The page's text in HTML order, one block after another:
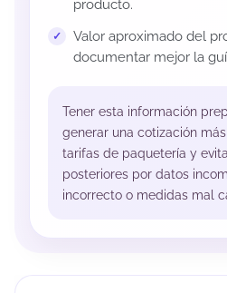
producto.
Valor aproximado del
documentar mejor la
Tener esta información
generar una cotización
tarifas de paquetería y
posteriores por datos
incorrecto o medidas mal